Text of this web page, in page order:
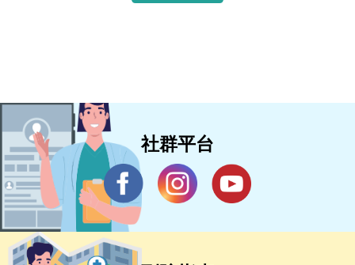
社群平台